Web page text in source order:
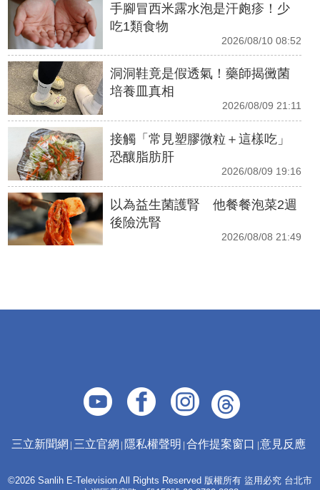
手腳冒西米露水泡是汗皰疹！少
吃1類食物
2026/08/10 08:52
洞洞鞋竟是假透氣！藥師揭黴菌
培養皿真相
2026/08/09 21:11
接觸「常見塑膠微粒＋這樣吃」
恐釀脂肪肝
2026/08/09 19:16
以為益生菌護腎 他餐餐泡菜2週
後險洗腎
2026/08/08 21:49
三立新聞網 三立官網 隱私權聲明 合作提案窗口 意見反應
©2026 Sanlih E-Television All Rights Reserved 版權所有 盜用必究 台北市